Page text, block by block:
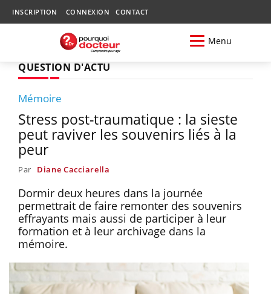
INSCRIPTION CONNEXION CONTACT
Menu
QUESTION D'ACTU
Mémoire
Stress post-traumatique : la sieste
peut raviver les souvenirs liés à la
peur
Par Diane Cacciarella
Dormir deux heures dans la journée
permettrait de faire remonter des souvenirs
effrayants mais aussi de participer à leur
formation et à leur archivage dans la
mémoire.